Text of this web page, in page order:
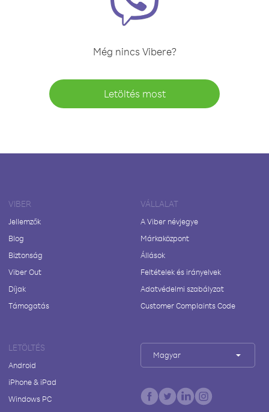
Még nincs Vibere?
Letöltés most
VIBER
Jellemzők
Blog
Biztonság
Viber Out
Díjak
Támogatás
VÁLLALAT
A Viber névjegye
Márkaközpont
Állások
Feltételek és irányelvek
Adatvédelmi szabályzat
Customer Complaints Code
LETÖLTÉS
Android
iPhone & iPad
Windows PC
Magyar